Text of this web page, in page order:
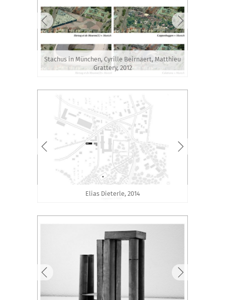
Stachus in München, Cyrille Beirnaert, Matthieu
Grattery, 2012
Elias Dieterle, 2014